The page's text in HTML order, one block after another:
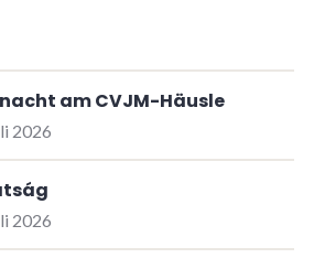
am CVJM-Häusle
2026
2026